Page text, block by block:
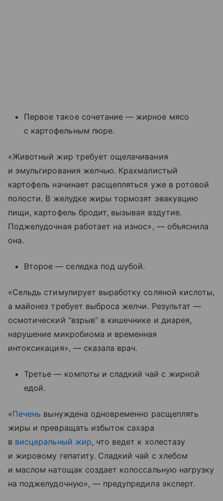
Первое такое сочетание — жирное мясо
с картофельным пюре.
«Животный жир требует ощелачивания
и эмульгирования желчью. Крахмалистый
картофель начинает расщепляться уже в ротовой
полости. В желудке жиры тормозят эвакуацию
пищи, картофель бродит, вызывая вздутие.
Поджелудочная работает на износ», — объяснила
она.
Второе — селедка под шубой.
«Сельдь стимулирует выработку соляной кислоты,
а майонез требует выброса желчи. Результат —
осмотический “взрыв” в кишечнике и диарея,
нарушение микробиома и временная
интоксикация», — сказала врач.
Третье — компоты и сладкий чай с жирной
едой.
«Печень вынуждена одновременно расщеплять
жиры и превращать избыток сахара
в висцеральный жир, что ведет к холестазу
и жировому гепатиту. Сладкий чай с хлебом
и маслом натощак создает колоссальную нагрузку
на поджелудочную», — предупредила эксперт.